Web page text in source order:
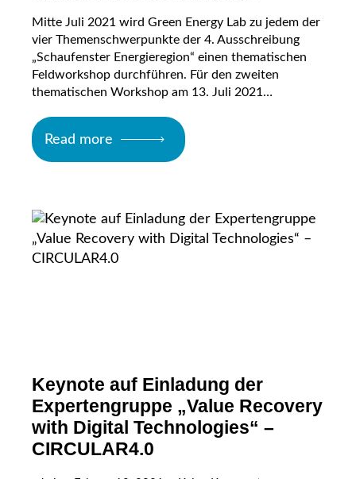
Mitte Juli 2021 wird Green Energy Lab zu jedem der
vier Themenschwerpunkte der 4. Ausschreibung
„Schaufenster Energieregion“ einen thematischen
Feldworkshop durchführen. Für den zweiten
thematischen Workshop am 13. Juli 2021…
Read more
Keynote auf Einladung der
Expertengruppe „Value Recovery
with Digital Technologies“ –
CIRCULAR4.0